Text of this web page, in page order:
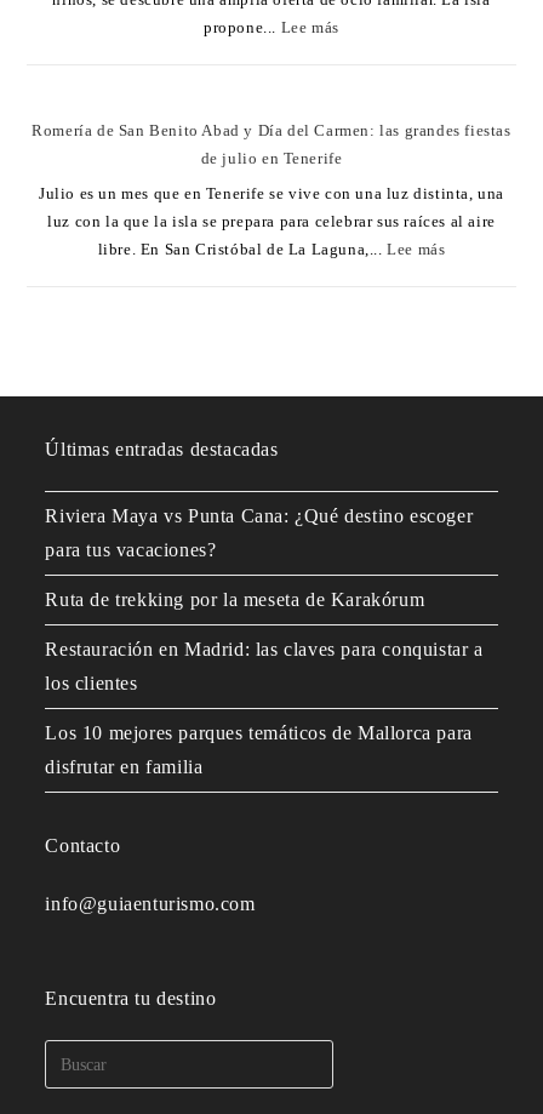
propone... Lee más
Romería de San Benito Abad y Día del Carmen: las grandes fiestas
de julio en Tenerife
Julio es un mes que en Tenerife se vive con una luz distinta, una
luz con la que la isla se prepara para celebrar sus raíces al aire
libre. En San Cristóbal de La Laguna,...Lee más
Últimas entradas destacadas
Riviera Maya vs Punta Cana: ¿Qué destino escoger
para tus vacaciones?
Ruta de trekking por la meseta de Karakórum
Restauración en Madrid: las claves para conquistar a
los clientes
Los 10 mejores parques temáticos de Mallorca para
disfrutar en familia
Contacto
info@guiaenturismo.com
Encuentra tu destino